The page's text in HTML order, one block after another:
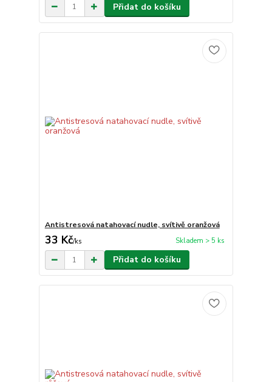
Přidat do košíku
Antistresová natahovací nudle, svítivě oranžová
33 Kč/ks Skladem > 5 ks
Přidat do košíku